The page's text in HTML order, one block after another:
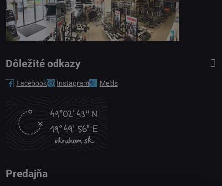
Dôležité odkazy
Facebook Instagram Melds
Predajňa